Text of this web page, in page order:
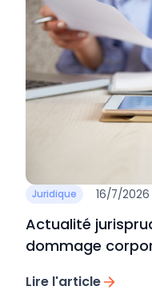
Juridique 16/7/2026
Actualité
dommage
Lire l'article